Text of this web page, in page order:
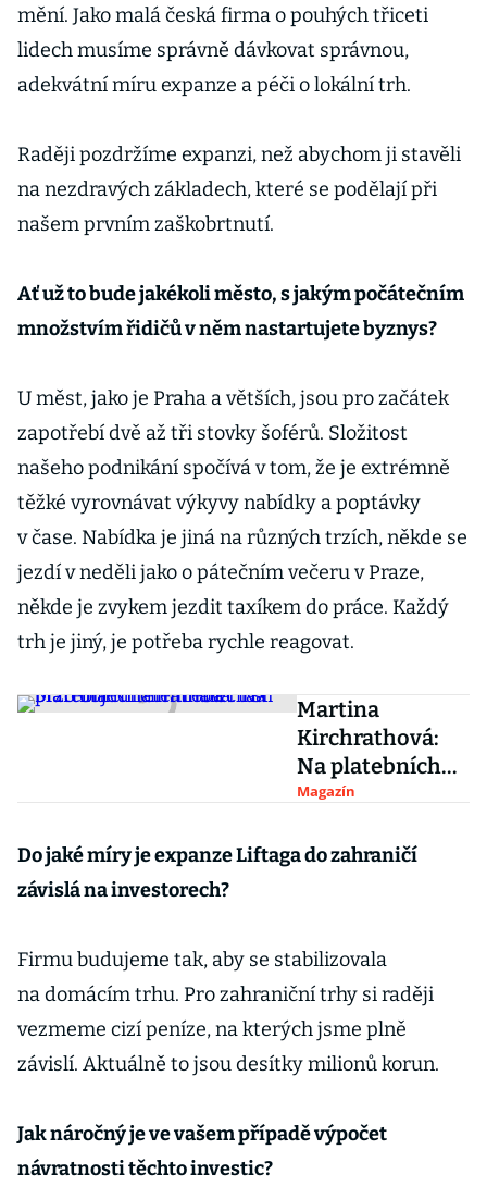
mění. Jako malá česká firma o pouhých třiceti
lidech musíme správně dávkovat správnou,
adekvátní míru expanze a péči o lokální trh.
Raději pozdržíme expanzi, než abychom ji stavěli
na nezdravých základech, které se podělají při
našem prvním zaškobrtnutí.
Ať už to bude jakékoli město, s jakým počátečním
množstvím řidičů v něm nastartujete byznys?
U měst, jako je Praha a větších, jsou pro začátek
zapotřebí dvě až tři stovky šoférů. Složitost
našeho podnikání spočívá v tom, že je extrémně
těžké vyrovnávat výkyvy nabídky a poptávky
v čase. Nabídka je jiná na různých trzích, někde se
jezdí v neděli jako o pátečním večeru v Praze,
někde je zvykem jezdit taxíkem do práce. Každý
trh je jiný, je potřeba rychle reagovat.
Martina
Kirchrathová:
Na platebních
terminálech si
třeba i taxi
Magazín
Do jaké míry je expanze Liftaga do zahraničí
závislá na investorech?
Firmu budujeme tak, aby se stabilizovala
na domácím trhu. Pro zahraniční trhy si raději
vezmeme cizí peníze, na kterých jsme plně
závislí. Aktuálně to jsou desítky milionů korun.
Jak náročný je ve vašem případě výpočet
návratnosti těchto investic?